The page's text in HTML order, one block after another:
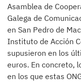
Asamblea de
Galega de
en San Pedro de
Instituto de Acción
supusieron en los
euros. En concreto,
en los que estas